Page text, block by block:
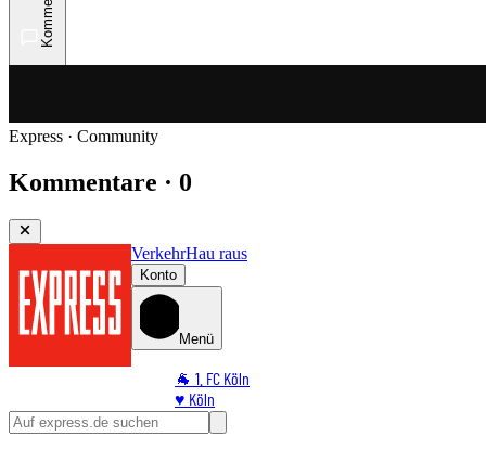
Express · Community
Kommentare · 0
VerkehrHau raus
Konto
Menü
🐐 1. FC Köln
♥️ Köln
⭐ Promi